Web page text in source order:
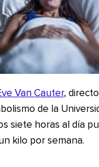
Van Cauter,
de la
siete horas al día
kilo por semana.